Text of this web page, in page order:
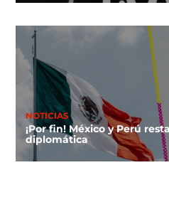
NOTICIAS
¡Por fin! México y Perú
diplomática